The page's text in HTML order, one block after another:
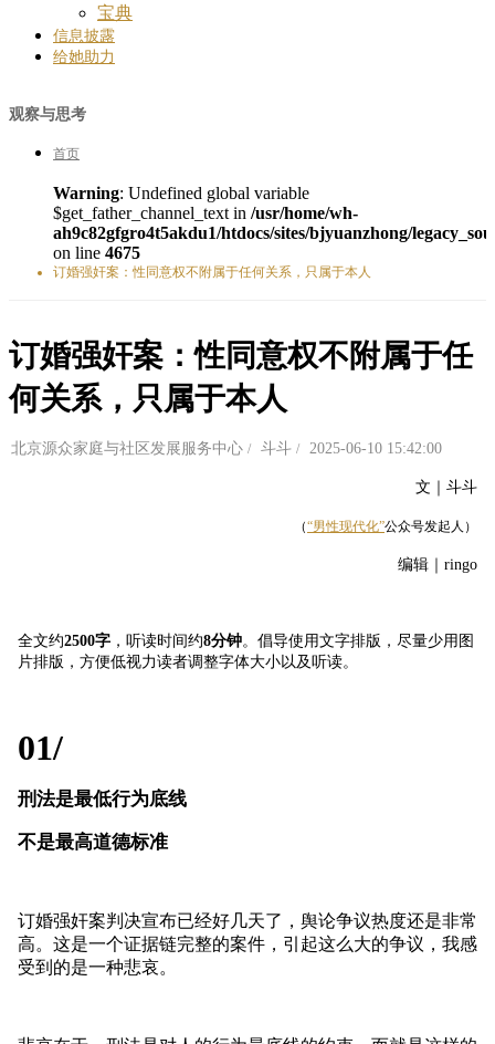
宝典
信息披露
给她助力
观察与思考
首页
Warning: Undefined global variable
$get_father_channel_text in /usr/home/wh-
ah9c82gfgro4t5akdu1/htdocs/sites/bjyuanzhong/
on line 4675
订婚强奸案：性同意权不附属于任何关系，只属于本人
订婚强奸案：性同意权不附属于任
何关系，只属于本人
北京源众家庭与社区发展服务中心 斗斗 2025-06-10 15:42:00
文｜斗斗
（“男性现代化”公众号发起人）
编辑｜ringo
全文约2500字 ，听读时间约8分钟。倡导使用文字排版，尽量少用图
片排版，方便低视力读者调整字体大小以及听读。
01/
刑法是最低行为底线
不是最高道德标准
订婚强奸案判决宣布已经好几天了，舆论争议热度还是非常
高。这是一个证据链完整的案件，引起这么大的争议，我感
受到的是一种悲哀。